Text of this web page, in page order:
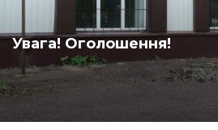
Увага! Оголошення!